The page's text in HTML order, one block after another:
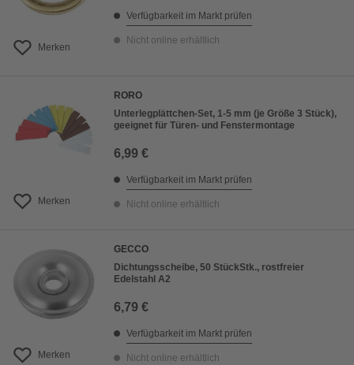
Merken
Verfügbarkeit im Markt prüfen
Nicht online erhältlich
Merken
RORO
Unterlegplättchen-Set, 1-5 mm (je Größe 3 Stück),
geeignet für Türen- und Fenstermontage
6,99 €
Verfügbarkeit im Markt prüfen
Nicht online erhältlich
Merken
GECCO
Dichtungsscheibe, 50 StückStk., rostfreier
Edelstahl A2
6,79 €
Verfügbarkeit im Markt prüfen
Nicht online erhältlich